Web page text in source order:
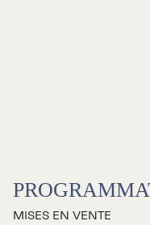
MISES EN VENTE